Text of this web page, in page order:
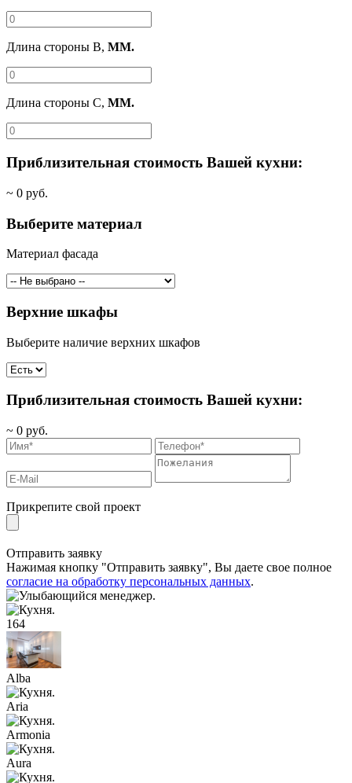
Длина стороны B, ММ.
Длина стороны C, ММ.
Приблизительная стоимость Вашей кухни:
~ 0 руб.
Выберите материал
Материал фасада
Верхние шкафы
Выберите наличие верхних шкафов
Приблизительная стоимость Вашей кухни:
~ 0 руб.
Прикрепите свой проект
Отправить заявку
Нажимая кнопку "Отправить заявку", Вы даете свое полное
согласие на обработку персональных данных.
164
Alba
Aria
Armonia
Aura